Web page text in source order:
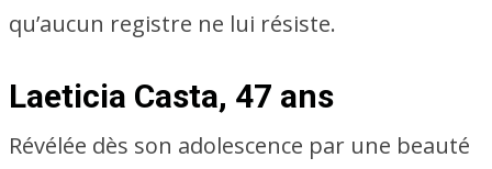
qu’aucun registre ne lui résiste.
Laeticia Casta, 47 ans
Révélée dès son adolescence par une beauté